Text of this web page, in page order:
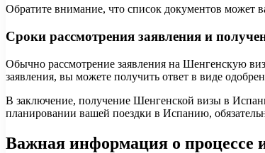
Обратите внимание, что список документов может
Сроки рассмотрения заявления и
Обычно рассмотрение заявления на Шенгенскую
заявления, вы можете получить ответ в виде
В заключение, получение Шенгенской визы в
планировании вашей поездки в Испанию,
Важная информация о процессе